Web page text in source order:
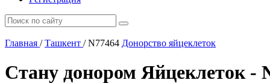
Главная / Ташкент /N77464 Донорство яйцеклеток
Стану донором Яйцеклеток -